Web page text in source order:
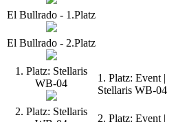
El Bullrado - 1.Platz
El Bullrado - 2.Platz
1. Platz: Stellaris
WB-04
1. Platz: Event |
Stellaris WB-04
2. Platz: Stellaris
2. Platz: Event |